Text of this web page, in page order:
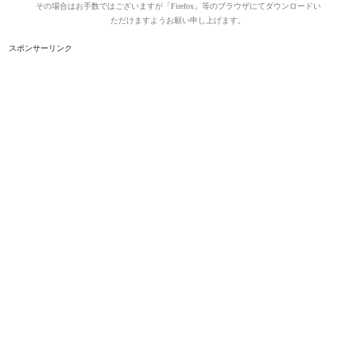
その場合はお手数ではございますが「Firefox」等のブラウザにてダウンロードい
ただけますようお願い申し上げます。
スポンサーリンク